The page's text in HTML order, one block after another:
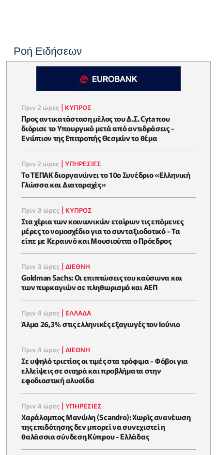
Ροή Ειδήσεων
Πριν 2 ώρες ΚΥΠΡΟΣ
Προς αντικατάσταση μέλος του Δ.Σ. Cyta που
διόρισε το Υπουργικό μετά από αντιδράσεις -
Ενώπιον της Επιτροπής Θεσμών το θέμα
Πριν 2 ώρες |ΥΠΗΡΕΣΙΕΣ
Το ΤΕΠΑΚ διοργανώνει το 10ο Συνέδριο «Ελληνική
Γλώσσα και Διαταραχές»
Πριν 3 ώρες ΚΥΠΡΟΣ
Στα χέρια των κοινωνικών εταίρων τις επόμενες
μέρες το νομοσχέδιο για το συνταξιοδοτικό - Τα
είπε με Κεραυνό και Μουσιούττα ο Πρόεδρος
Πριν 3 ώρες |ΔΙΕΘΝΗ
Goldman Sachs: Οι επιπτώσεις του καύσωνα και
των πυρκαγιών σε πληθωρισμό και ΑΕΠ
Πριν 4 ώρες ΕΛΛΆΔΑ
Άλμα 26,3% στις ελληνικές εξαγωγές τον Ιούνιο
Πριν 4 ώρες |ΔΙΕΘΝΗ
Σε υψηλό τριετίας οι τιμές στα τρόφιμα - Φόβοι για
ελλείψεις σε σιτηρά και προβλήματα στην
εφοδιαστική αλυσίδα
Πριν 4 ώρες |ΥΠΗΡΕΣΙΕΣ
Χαράλαμπος Μανώλη (Scandro): Χωρίς ανανέωση
της επιδότησης δεν μπορεί να συνεχιστεί η
θαλάσσια σύνδεση Κύπρου - Ελλάδας